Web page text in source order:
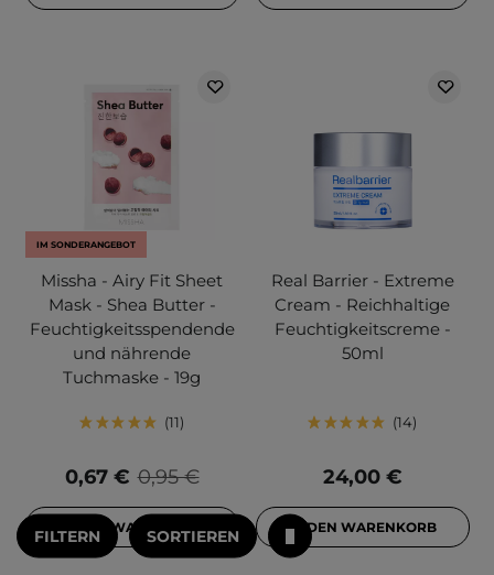
IM SONDERANGEBOT
Missha - Airy Fit Sheet
Mask - Shea Butter -
Feuchtigkeitsspendende
und nährende
Tuchmaske - 19g
11
0,95 €
0,67 €
IN DEN WARENKORB
Real Barrier - Extreme
Cream - Reichhaltige
Feuchtigkeitscreme -
50ml
14
24,00 €
IN DEN WARENKORB
FILTERN SORTIEREN